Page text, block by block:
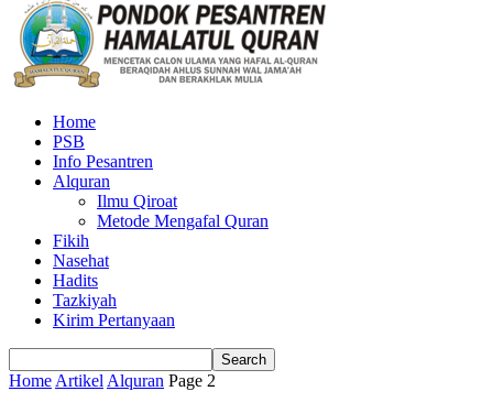
Home
PSB
Info Pesantren
Alquran
Ilmu Qiroat
Metode Mengafal Quran
Fikih
Nasehat
Hadits
Tazkiyah
Kirim Pertanyaan
Home Artikel Alquran Page 2